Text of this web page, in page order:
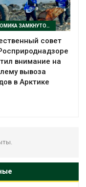
ЭКОНОМИКА ЗАМКНУТОГО ЦИКЛА
совет
внимание на
вывоза
в Арктике